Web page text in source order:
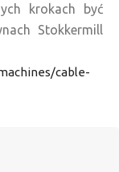
krokach być
Stokkermill
cable-